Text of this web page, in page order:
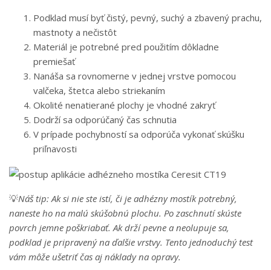
Podklad musí byť čistý, pevný, suchý a zbavený prachu,
mastnoty a nečistôt
Materiál je potrebné pred použitím dôkladne
premiešať
Nanáša sa rovnomerne v jednej vrstve pomocou
valčeka, štetca alebo striekaním
Okolité nenatierané plochy je vhodné zakryť
Dodrží sa odporúčaný čas schnutia
V prípade pochybností sa odporúča vykonať skúšku
priľnavosti
💡Náš tip: Ak si nie ste istí, či je adhézny mostík potrebný,
naneste ho na malú skúšobnú plochu. Po zaschnutí skúste
povrch jemne poškriabať. Ak drží pevne a neolupuje sa,
podklad je pripravený na ďalšie vrstvy. Tento jednoduchý test
vám môže ušetriť čas aj náklady na opravy.